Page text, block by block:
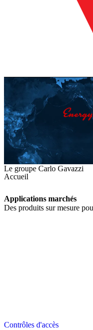
Le groupe Carlo Gavazzi
Accueil
Applications marchés
Des produits sur mesure
Contrôles d'accès